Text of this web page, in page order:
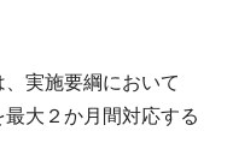
実施要綱において
最大２か月間対応する